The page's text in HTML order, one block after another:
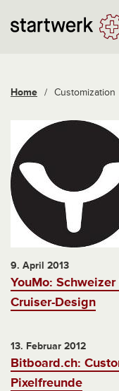
Home / Customization
9. April 2013
YouMo:
Cruiser-Design
13. Februar 2012
Bitboard.ch:
Pixelfreunde